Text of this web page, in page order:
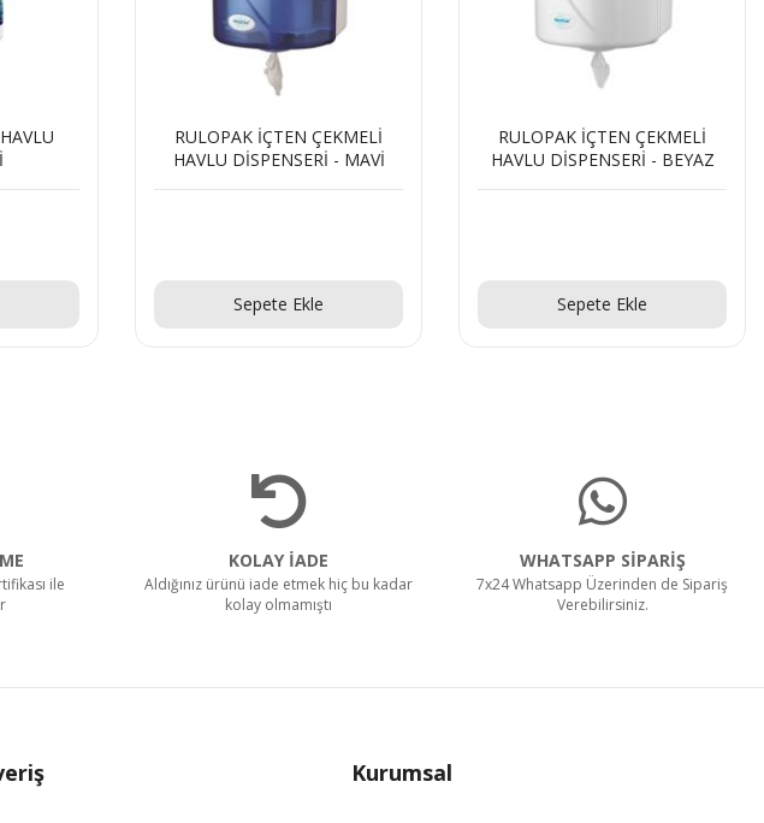
- MAVİ
RULOPAK İÇTEN ÇEKMELİ
HAVLU DİSPENSERİ - BEYAZ
Sepete Ekle
RULOPAK ELİTE İÇTEN
ÇEKMELİ PERFORELİ HAVLU
Sepete Ekle
ile
KOLAY İADE
Aldığınız ürünü iade etmek hiç bu kadar
kolay olmamıştı
WHATSAPP SİPARİŞ
7x24 Whatsapp Üzerinden de Sipariş
Verebilirsiniz.
Kurumsal